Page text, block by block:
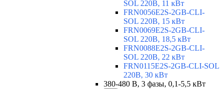
SOL 220В, 11 кВт
FRN0056E2S-2GB-CLI-
SOL 220В, 15 кВт
FRN0069E2S-2GB-CLI-
SOL 220В, 18,5 кВт
FRN0088E2S-2GB-CLI-
SOL 220В, 22 кВт
FRN0115E2S-2GB-CLI-SOL
220В, 30 кВт
380-480 В, 3 фазы, 0,1-5,5 кВт